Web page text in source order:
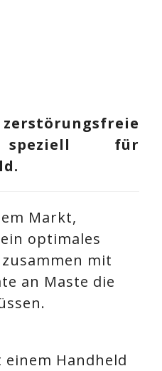
speziell für
Markt,
optimales
mit
an Maste die
Handheld